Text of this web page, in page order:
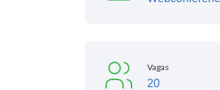
Vagas
20